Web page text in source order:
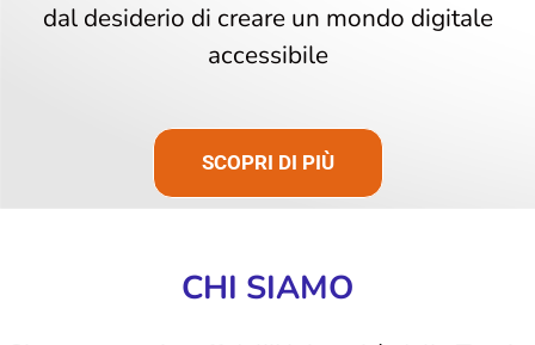
dal desiderio di creare un mondo digitale
accessibile
SCOPRI DI PIÙ
CHI SIAMO